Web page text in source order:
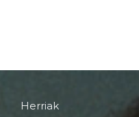
Herriak